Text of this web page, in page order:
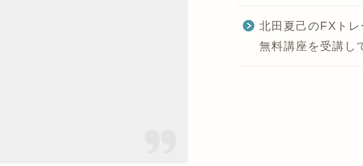
北田夏己のFXトレ
無料講座を受講し